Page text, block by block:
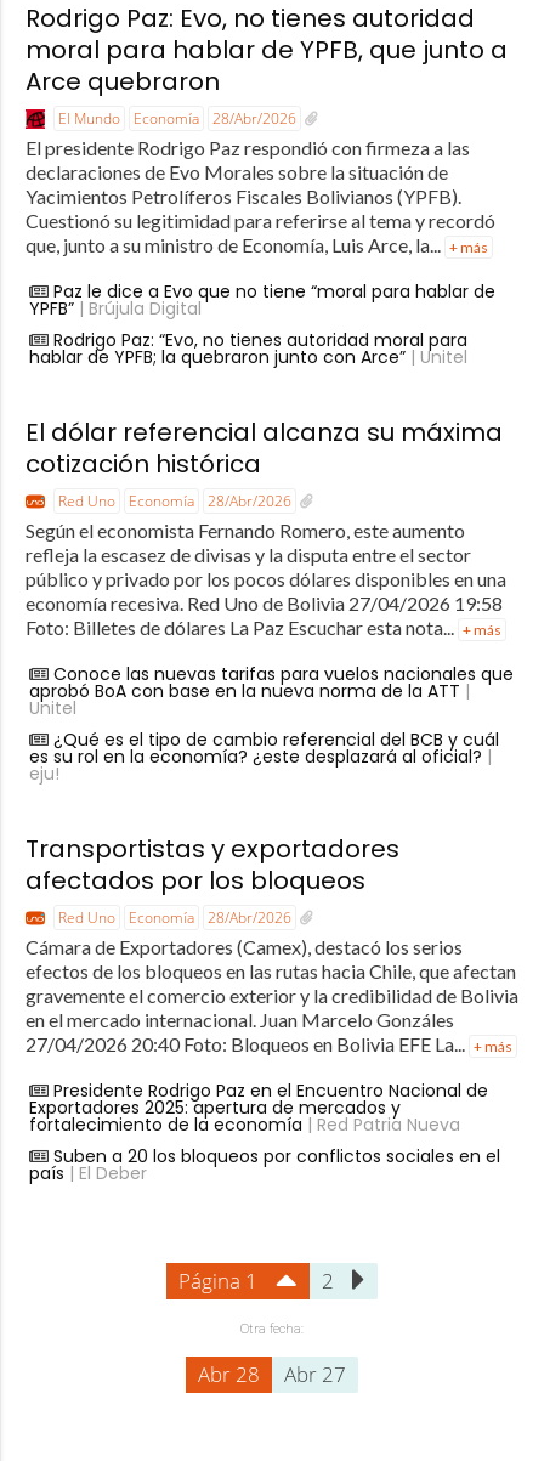
Rodrigo Paz: Evo, no tienes autoridad
moral para hablar de YPFB, que junto a
Arce quebraron
El Mundo Economía 28/Abr/2026
El presidente Rodrigo Paz respondió con firmeza a las
declaraciones de Evo Morales sobre la situación de
Yacimientos Petrolíferos Fiscales Bolivianos (YPFB).
Cuestionó su legitimidad para referirse al tema y recordó
que, junto a su ministro de Economía, Luis Arce, la... + más
Paz le dice a Evo que no tiene “moral para hablar de
YPFB”| Brújula Digital
Rodrigo Paz: “Evo, no tienes autoridad moral para
hablar de YPFB; la quebraron junto con Arce”| Unitel
El dólar referencial alcanza su máxima
cotización histórica
Red Uno Economía 28/Abr/2026
Según el economista Fernando Romero, este aumento
refleja la escasez de divisas y la disputa entre el sector
público y privado por los pocos dólares disponibles en una
economía recesiva. Red Uno de Bolivia 27/04/2026 19:58
Foto: Billetes de dólares La Paz Escuchar esta nota... + más
Conoce las nuevas tarifas para vuelos nacionales que
aprobó BoA con base en la nueva norma de la ATT |
Unitel
¿Qué es el tipo de cambio referencial del BCB y cuál
es su rol en la economía? ¿este desplazará al oficial? |
eju!
Transportistas y exportadores
afectados por los bloqueos
Red Uno Economía 28/Abr/2026
Cámara de Exportadores (Camex), destacó los serios
efectos de los bloqueos en las rutas hacia Chile, que afectan
gravemente el comercio exterior y la credibilidad de Bolivia
en el mercado internacional. Juan Marcelo Gonzáles
27/04/2026 20:40 Foto: Bloqueos en Bolivia EFE La...
+ más
Presidente Rodrigo Paz en el Encuentro Nacional de
Exportadores 2025: apertura de mercados y
fortalecimiento de la economía | Red Patria Nueva
Suben a 20 los bloqueos por conflictos sociales en el
país | El Deber
Página 1 2
Otra fecha:
Abr 28 Abr 27